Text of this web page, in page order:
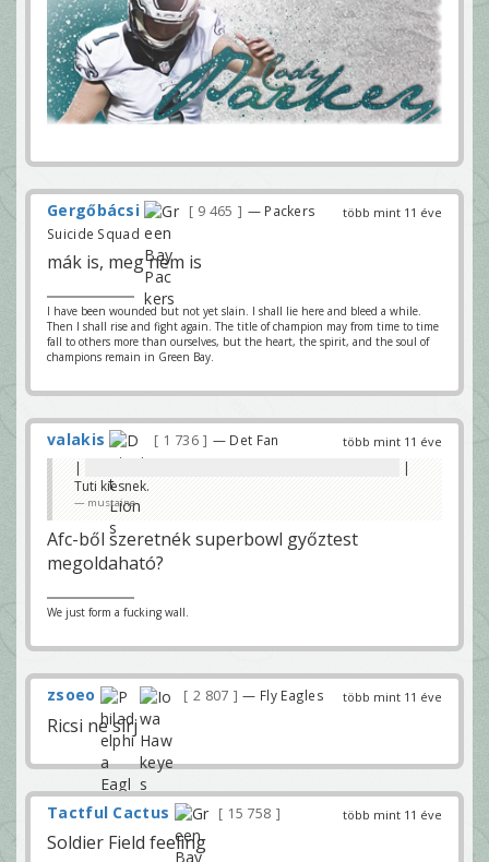
több mint 11 éve
Gergőbácsi 9 465
— Packers
Suicide Squad
mák is, meg nem is
I have been wounded but not yet slain. I shall lie here and bleed a while.
Then I shall rise and fight again. The title of champion may from time to time
fall to others more than ourselves, but the heart, the spirit, and the soul of
champions remain in Green Bay.
több mint 11 éve
valakis 1 736 — Det Fan
|
|
Tuti kiesnek.
mustaine
Afc-ből szeretnék superbowl győztest
megoldaható?
We just form a fucking wall.
több mint 11 éve
zsoeo 2 807 — Fly Eagles
Ricsi ne sírj
több mint 11 éve
Tactful Cactus 15 758
Soldier Field feeling